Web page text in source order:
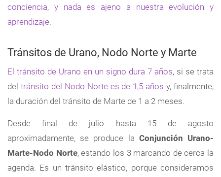
conciencia, y nada es ajeno a nuestra evolución y
aprendizaje.
Tránsitos de Urano, Nodo Norte y Marte
El tránsito de Urano en un signo dura 7 años, si se trata
del tránsito del Nodo Norte es de 1,5 años y, finalmente,
la duración del tránsito de Marte de 1 a 2 meses.
Desde final de julio hasta 15 de agosto
aproximadamente, se produce la Conjunción Urano-
Marte-Nodo Norte, estando los 3 marcando de cerca la
agenda. Es un tránsito elástico, porque consideramos